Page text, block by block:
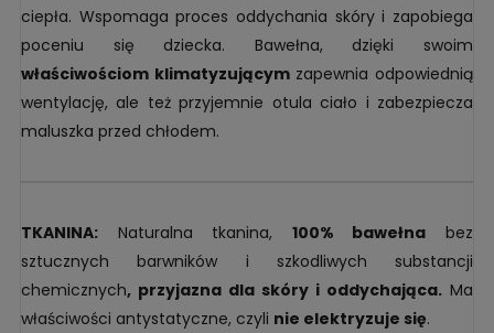
ciepła. Wspomaga proces oddychania skóry i zapobiega
poceniu się dziecka. Bawełna, dzięki swoim
właściwościom klimatyzującymzapewnia odpowiednią
wentylację, ale też przyjemnie otula ciało i zabezpiecza
maluszka przed chłodem.
TKANINA: Naturalna tkanina, 100% bawełna bez
sztucznych barwników i szkodliwych substancji
chemicznych, przyjazna dla skóry i oddychająca. Ma
właściwości antystatyczne, czyli nie elektryzuje się.